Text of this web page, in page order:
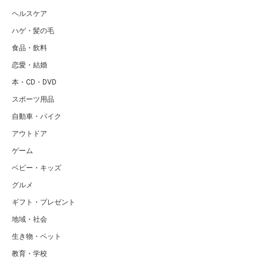
ヘルスケア
ハゲ・髪の毛
食品・飲料
恋愛・結婚
本・CD・DVD
スポーツ用品
自動車・バイク
アウトドア
ゲーム
ベビー・キッズ
グルメ
ギフト・プレゼント
地域・社会
生き物・ペット
教育・学校